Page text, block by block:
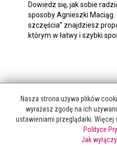
Dowiedz się, jak sobie
sposoby Agnieszki Maciąg.
szczęścia” znajdziesz
którym w łatwy i szybki
Nasza strona używa plików
wyrażasz zgodę na ich
ustawieniami przeglądarki.
Polityce
Jak